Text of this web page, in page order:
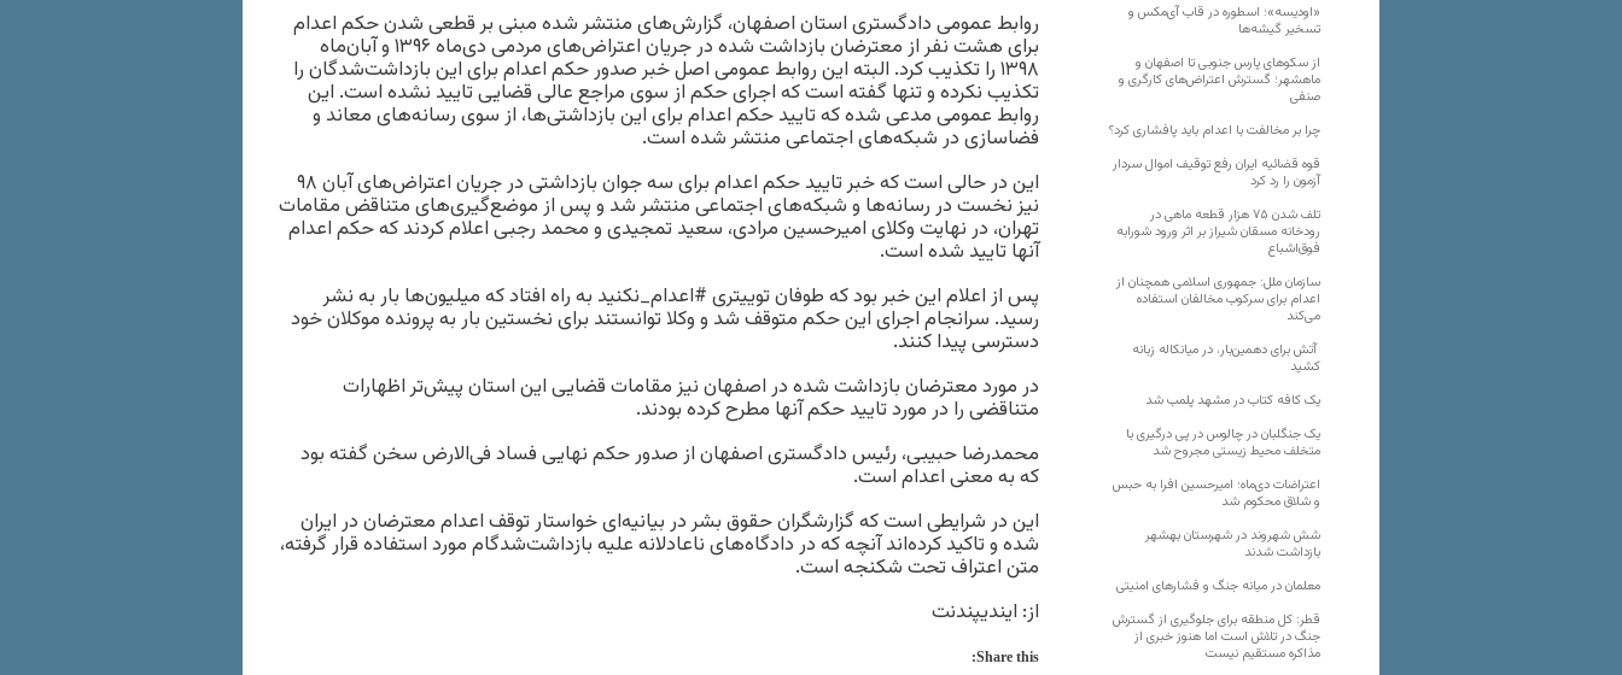
روابط عمومی دادگستری استان اصفهان، گزارش‌های منتشر شده مبنی بر قطعی شدن حکم اعدام
برای هشت نفر از معترضان بازداشت شده در جریان اعتراض‌های مردمی دی‌ماه ۱۳۹۶ و آبان‌ماه
۱۳۹۸ را تکذیب کرد. البته این روابط عمومی اصل خبر صدور حکم اعدام برای این بازداشت‌شدگان را
تکذیب نکرده و تنها گفته است که اجرای حکم از سوی مراجع عالی قضایی تایید نشده است. این
روابط عمومی مدعی شده که تایید حکم اعدام برای این بازداشتی‌ها، از سوی رسانه‌های معاند و
فضاسازی در شبکه‌های اجتماعی منتشر شده است.
این در حالی است که خبر تایید حکم اعدام برای سه جوان بازداشتی در جریان اعتراض‌های آبان ۹۸
نیز نخست در رسانه‌ها و شبکه‌های اجتماعی منتشر شد و پس از موضع‌گیری‌های متناقض مقامات
تهران، در نهایت وکلای امیرحسین مرادی، سعید تمجیدی و محمد رجبی اعلام کردند که حکم اعدام
آنها تایید شده است.
پس از اعلام این خبر بود که طوفان توییتری #اعدام_نکنید به راه افتاد که میلیون‌ها بار به نشر
رسید. سرانجام اجرای این حکم متوقف شد و وکلا توانستند برای نخستین بار به پرونده موکلان خود
دسترسی پیدا کنند.
در مورد معترضان بازداشت شده در اصفهان نیز مقامات قضایی این استان پیش‌تر اظهارات
متناقضی را در مورد تایید حکم آنها مطرح کرده بودند.
محمدرضا حبیبی، رئیس دادگستری اصفهان از صدور حکم نهایی فساد فی‌الارض سخن گفته بود
که به معنی اعدام است.
این در شرایطی است که گزارشگران حقوق بشر در بیانیه‌ای خواستار توقف اعدام معترضان در ایران
شده‌ و تاکید کرده‌اند آنچه که در دادگاه‌های ناعادلانه علیه بازداشت‌شدگام مورد استفاده قرار گرفته،
متن اعتراف تحت شکنجه است.
از: ایندیپندنت
Share this:
«اودیسه»؛ اسطوره در قاب آی‌مکس و
تسخیر گیشه‌ها
از سکوهای پارس جنوبی تا اصفهان و
ماهشهر؛ گسترش اعتراض‌های کارگری و
صنفی
چرا بر مخالفت با اعدام باید پافشاری کرد؟
قوه قضائیه ایران رفع توقیف اموال سردار
آزمون را رد کرد
تلف شدن ۷۵ هزار قطعه ماهی در
رودخانه مسقان شیراز بر اثر ورود شورابه
فوق‌اشباع
سازمان ملل: جمهوری اسلامی همچنان از
اعدام برای سرکوب مخالفان استفاده
می‌کند
آتش برای دهمین‌بار، در میانکاله زبانه
کشید
یک کافه کتاب در مشهد پلمب شد
یک جنگلبان در چالوس در پی درگیری با
متخلف محیط زیستی مجروح شد
اعتراضات دی‌ماه؛ امیرحسین افرا به حبس
و شلاق محکوم شد
شش شهروند در شهرستان بهشهر
بازداشت شدند
معلمان در میانه جنگ و فشارهای امنیتی
قطر: کل منطقه برای جلوگیری از گسترش
جنگ در تلاش است اما هنوز خبری از
مذاکره مستقیم نیست